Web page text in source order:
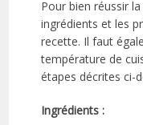
Pour bien réussir
ingrédients et les
recette. Il faut
température de
étapes décrites ci-
Ingrédients :